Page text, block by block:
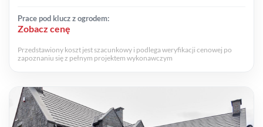
Prace pod klucz z ogrodem:
Zobacz cenę
Przedstawiony koszt jest szacunkowy i podlega weryfikacji cenowej po
zapoznaniu się z pełnym projektem wykonawczym